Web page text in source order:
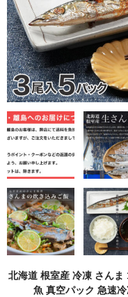
北海道 根室産 冷凍 さん
魚 真空パック 急速